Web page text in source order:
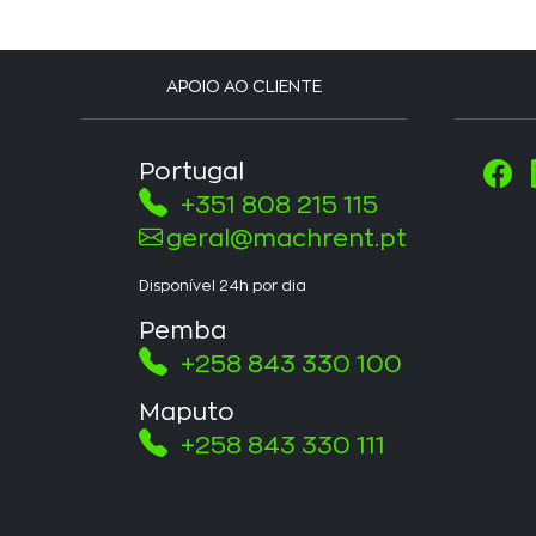
APOIO AO CLIENTE
Portugal
+351 808 215 115
geral@machrent.pt
Disponível 24h por dia
Pemba
+258 843 330 100
Maputo
+258 843 330 111